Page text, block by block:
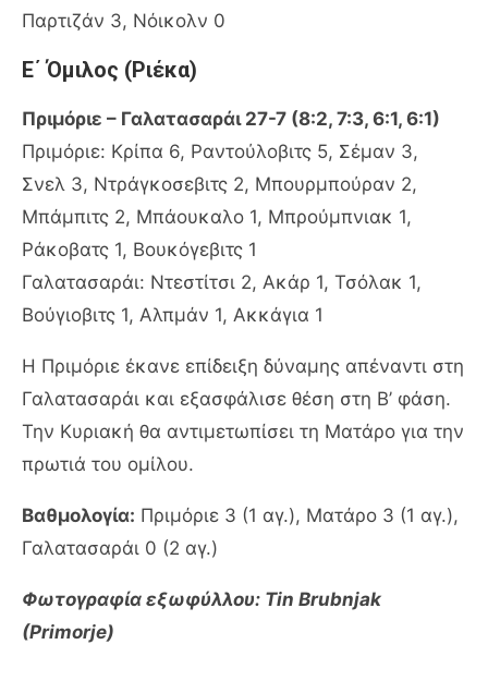
Παρτιζάν 3, Νόικολν 0
Ε΄ Όμιλος (Ριέκα)
Πριμόριε – Γαλατασαράι 27-7 (8:2, 7:3, 6:1, 6:1)
Πριμόριε: Κρίπα 6, Ραντούλοβιτς 5, Σέμαν 3,
Σνελ 3, Ντράγκοσεβιτς 2, Μπουρμπούραν 2,
Μπάμπιτς 2, Μπάουκαλο 1, Μπρούμπνιακ 1,
Ράκοβατς 1, Βουκόγεβιτς 1
Γαλατασαράι: Ντεστίτσι 2, Ακάρ 1, Τσόλακ 1,
Βούγιοβιτς 1, Αλπμάν 1, Ακκάγια 1
Η Πριμόριε έκανε επίδειξη δύναμης απέναντι στη
Γαλατασαράι και εξασφάλισε θέση στη Β’ φάση.
Την Κυριακή θα αντιμετωπίσει τη Ματάρο για την
πρωτιά του ομίλου.
Βαθμολογία: Πριμόριε 3 (1 αγ.), Ματάρο 3 (1 αγ.),
Γαλατασαράι 0 (2 αγ.)
Φωτογραφία εξωφύλλου: Tin Brubnjak
(Primorje)